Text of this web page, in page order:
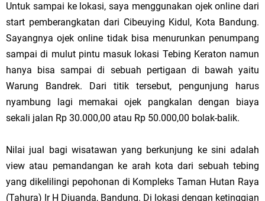
Untuk sampai ke lokasi, saya menggunakan ojek online dari
start pemberangkatan dari Cibeuying Kidul, Kota Bandung.
Sayangnya ojek online tidak bisa menurunkan penumpang
sampai di mulut pintu masuk lokasi Tebing Keraton namun
hanya bisa sampai di sebuah pertigaan di bawah yaitu
Warung Bandrek. Dari titik tersebut, pengunjung harus
nyambung lagi memakai ojek pangkalan dengan biaya
sekali jalan Rp 30.000,00 atau Rp 50.000,00 bolak-balik.
Nilai jual bagi wisatawan yang berkunjung ke sini adalah
view atau pemandangan ke arah kota dari sebuah tebing
yang dikelilingi pepohonan di Kompleks Taman Hutan Raya
(Tahura) Ir H Djuanda, Bandung. Di lokasi dengan ketinggian